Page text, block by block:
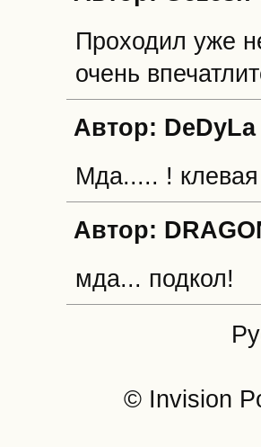
Проходил уже
очень
Автор: DeDyLa
Мда..... !
Автор:
мда... подкол!
© Invision